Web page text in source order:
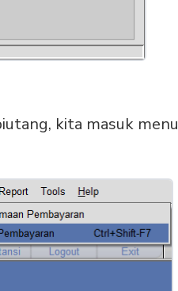
kita masuk menu